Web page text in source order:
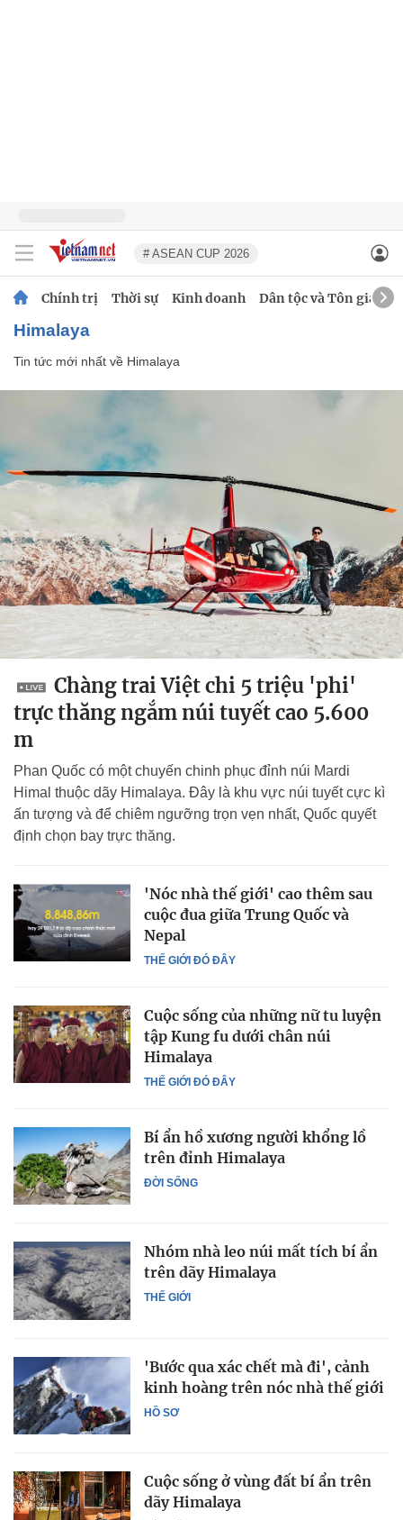
# ASEAN CUP 2026
Chính trị Thời sự Kinh doanh Dân tộc và Tôn giáo
Himalaya
Tin tức mới nhất về Himalaya
Chàng trai Việt chi 5 triệu 'phi'
trực thăng ngắm núi tuyết cao 5.600
m
Phan Quốc có một chuyến chinh phục đỉnh núi Mardi
Himal thuộc dãy Himalaya. Đây là khu vực núi tuyết cực kì
ấn tượng và để chiêm ngưỡng trọn vẹn nhất, Quốc quyết
định chọn bay trực thăng.
THẾ GIỚI ĐÓ ĐÂY
'Nóc nhà thế giới' cao thêm sau
cuộc đua giữa Trung Quốc và
Nepal
THẾ GIỚI ĐÓ ĐÂY
Cuộc sống của những nữ tu luyện
tập Kung fu dưới chân núi
Himalaya
ĐỜI SỐNG
Bí ẩn hồ xương người khổng lồ
trên đỉnh Himalaya
THẾ GIỚI
Nhóm nhà leo núi mất tích bí ẩn
trên dãy Himalaya
HỒ SƠ
'Bước qua xác chết mà đi', cảnh
kinh hoàng trên nóc nhà thế giới
Cuộc sống ở vùng đất bí ẩn trên
dãy Himalaya